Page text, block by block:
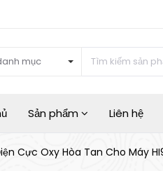
mục
Sản phẩm Liên hệ
Cực Oxy Hòa Tan Cho Máy